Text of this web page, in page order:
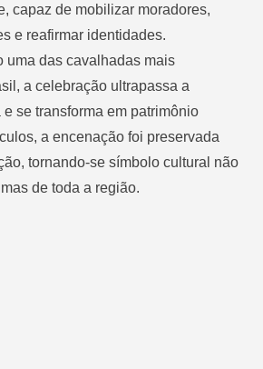
capaz de mobilizar moradores,
e reafirmar identidades.
uma das cavalhadas mais
, a celebração ultrapassa a
se transforma em patrimônio
a encenação foi preservada
tornando-se símbolo cultural não
de toda a região.